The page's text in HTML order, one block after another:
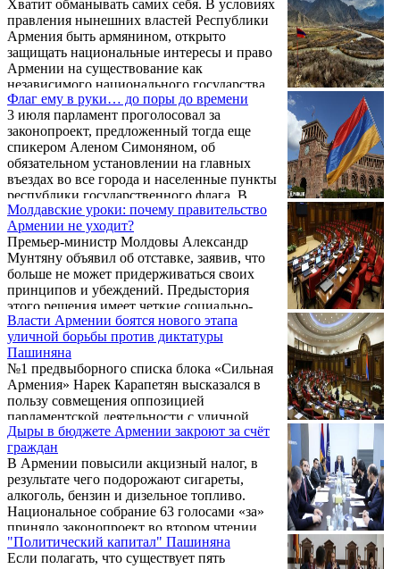
оказавшись отвергнутым лично главой
кабмина, ...
Хватит обманывать самих себя. В условиях
правления нынешних властей Республики
Армения быть армянином, открыто
защищать национальные интересы и право
Армении на существование как
независимого национального государства
становится опасно.
Флаг ему в руки… до поры до времени
3 июля парламент проголосовал за
законопроект, предложенный тогда еще
спикером Аленом Симоняном, об
обязательном установлении на главных
въездах во все города и населенные пункты
республики государственного флага. В
законе четко прописан регламент
относительно размера, пропорций,
расцветки стяга, который, к тому же,
должен регулярно меняться, дабы всегда
оставаться в надлежащем виде.
Молдавские уроки: почему правительство
Армении не уходит?
Премьер-министр Молдовы Александр
Мунтяну объявил об отставке, заявив, что
больше не может придерживаться своих
принципов и убеждений. Предыстория
этого решения имеет четкие социально-
экономические и политические основания.
Молдова переживает экономический кризис
из-за высоких цен на газ и электроэнергию,
которые регулярно вызывают протесты в
стране. Оппозиция напрямую обвиняет в
этом кризисе прозападное правительство,
выбравшее путь конфронтации с Россией.
Власти Армении боятся нового этапа
уличной борьбы против диктатуры
Пашиняна
№1 предвыборного списка блока «Сильная
Армения» Нарек Карапетян высказался в
пользу совмещения оппозицией
парламентской деятельности с уличной
борьбой. Полагаю, это мнение в блоке будет
доминирующим. Противники хождения
оппозиции в парламент исходят из
заявлений партийной элиты ГД о том, что
оба блока («Сильная Армения» и
«Айастан») возглавляют преступники,
которые скупили избирательские голоса на
выборах 7 июня.
Дыры в бюджете Армении закроют за счёт
граждан
В Армении повысили акцизный налог, в
результате чего подорожают сигареты,
алкоголь, бензин и дизельное топливо.
Национальное собрание 63 голосами «за»
приняло законопроект во втором чтении.
Его поддержали депутаты правящей партии
«Гражданский договор».
"Политический капитал" Пашиняна
Если полагать, что существует пять